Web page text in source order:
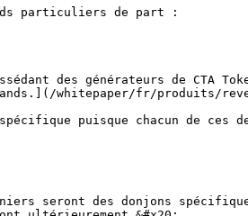
particuliers de part :
des générateurs de CTA
whitepaper/fr/produits/
puisque chacun de ces
seront des donjons